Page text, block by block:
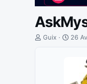
IGuix
D
26